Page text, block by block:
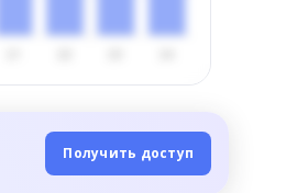
Получить доступ